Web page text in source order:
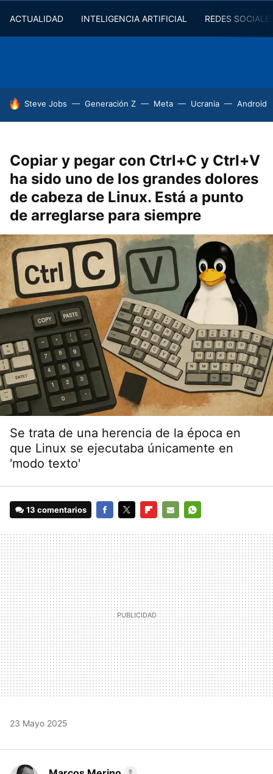
ACTUALIDAD INTELIGENCIA ARTIFICIAL REDES
HOY SE HABLA DE
Steve Jobs Generación Z Meta Ucrania Android
Copiar y pegar con Ctrl+C y Ctrl+V
ha sido uno de los grandes dolores
de cabeza de Linux. Está a punto
de arreglarse para siempre
Se trata de una herencia de la época en
que Linux se ejecutaba únicamente en
'modo texto'
13 comentarios
MAIL
23 Mayo 2025